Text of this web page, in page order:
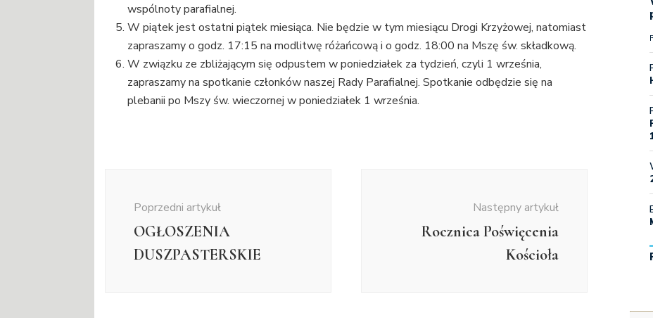
wspólnoty parafialnej.
W piątek jest ostatni piątek miesiąca. Nie będzie w tym miesiącu Drogi Krzyżowej, natomiast
zapraszamy o godz. 17:15 na modlitwę różańcową i o godz. 18:00 na Mszę św. składkową.
W związku ze zbliżającym się odpustem w poniedziałek za tydzień, czyli 1 września,
zapraszamy na spotkanie członków naszej Rady Parafialnej. Spotkanie odbędzie się na
plebanii po Mszy św. wieczornej w poniedziałek 1 września.
Poprzedni artykuł
OGŁOSZENIA
DUSZPASTERSKIE
Następny artykuł
Rocznica Poświęcenia
Kościoła